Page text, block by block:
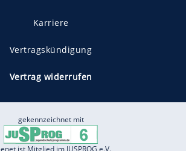
Karriere
Vertragskündigung
Vertrag widerrufen
gekennzeichnet mit